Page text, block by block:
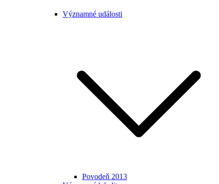
Významné události
Povodeň 2013